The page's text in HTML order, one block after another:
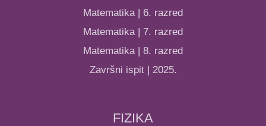
Matematika | 6. razred
Matematika | 7. razred
Matematika | 8. razred
Završni ispit | 2025.
FIZIKA